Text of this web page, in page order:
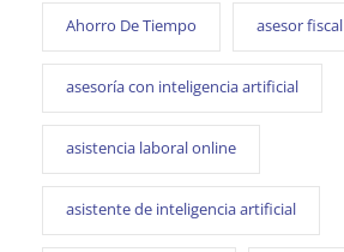
Ahorro De Tiempo asesor fiscal
asesoría con inteligencia artificial
asistencia laboral online
asistente de inteligencia artificial